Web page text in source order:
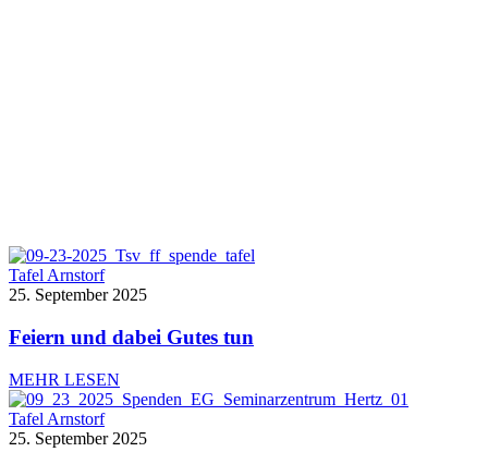
Tafel Arnstorf
25. September 2025
Feiern und dabei Gutes tun
MEHR LESEN
Tafel Arnstorf
25. September 2025